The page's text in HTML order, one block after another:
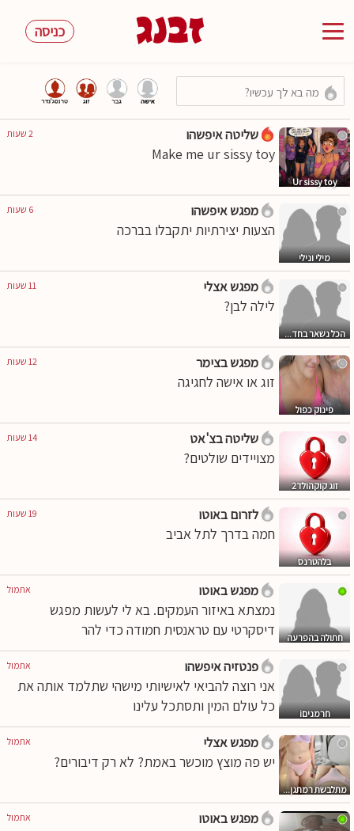
Toggle
כניסה
Ur sissy toy
2 שעות שליטה איפשהו
Make me ur sissy toy
מילי ונילי
6 שעות מפגש איפשהו
הצעות יצירתיות יתקבלו בברכה
הכל נשאר בחד...
11 שעות מפגש אצלי
לילה לבן?
פינוק כפול
12 שעות מפגש בצימר
זוג או אישה לחגיגה
זוג קוקהולד2
14 שעות שליטה בצ'אט
מצויידים שולטים?
בלהטרנס
19 שעות לזרום באוטו
חמה בדרך לתל אביב
חתולה בהפרעה
אתמול מפגש באוטו
נמצתא באיזור העמקים. בא לי לעשות מפגש
דיסקרטי עם טראנסית חמודה כדי להר
חרמניםi
אתמול פנטזיה איפשהו
אני רוצה להביאי לאישיותי מישהי שתלמד אותה את
כל עולם המין ותסתכל עלינו
מתלבשת רמתגן...
אתמול מפגש אצלי
יש פה מוצץ מוכשר באמת? לא רק דיבורים?
אתמול מפגש באוטו